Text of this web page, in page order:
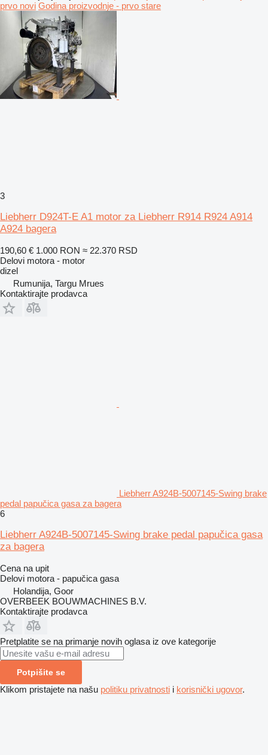
prvo novi Godina proizvodnje - prvo stare
3
Liebherr D924T-E A1 motor za Liebherr R914 R924 A914
A924 bagera
190,60 € 1.000 RON ≈ 22.370 RSD
Delovi motora - motor
dizel
Rumunija, Targu Mrues
Kontaktirajte prodavca
Liebherr A924B-5007145-Swing brake
pedal papučica gasa za bagera
6
Liebherr A924B-5007145-Swing brake pedal papučica gasa
za bagera
Cena na upit
Delovi motora - papučica gasa
Holandija, Goor
OVERBEEK BOUWMACHINES B.V.
Kontaktirajte prodavca
Pretplatite se na primanje novih oglasa iz ove kategorije
Potpišite se
Klikom pristajete na našu politiku privatnosti i korisnički ugovor.